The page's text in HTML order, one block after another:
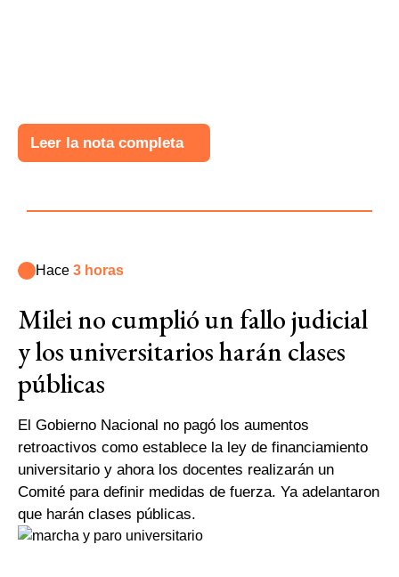
Leer la nota completa
Hace 3 horas
Milei no cumplió un fallo judicial
y los universitarios harán clases
públicas
El Gobierno Nacional no pagó los aumentos
retroactivos como establece la ley de financiamiento
universitario y ahora los docentes realizarán un
Comité para definir medidas de fuerza. Ya adelantaron
que harán clases públicas.